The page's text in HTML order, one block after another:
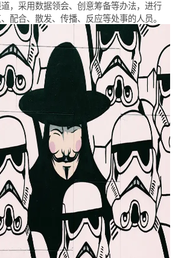
，采用数据领会、创意筹备等办法，进行
配合、散发、传播、反应等处事的人员。